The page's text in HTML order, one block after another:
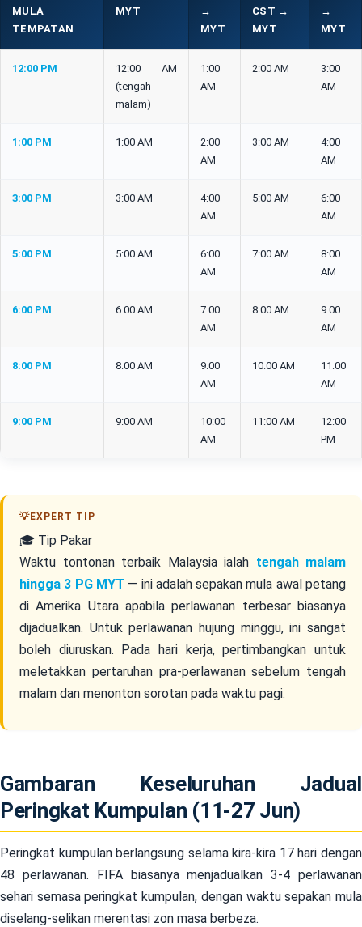
MULA
TEMPATAN
MYT
→
MYT
CST →
MYT
→
MYT
12:00 PM
12:00 AM
(tengah
malam)
1:00
AM
2:00 AM
3:00
AM
1:00 PM 1:00 AM
2:00
AM
3:00 AM
4:00
AM
3:00 PM 3:00 AM
4:00
AM
5:00 AM
6:00
AM
5:00 PM 5:00 AM
6:00
AM
7:00 AM
8:00
AM
6:00 PM 6:00 AM
7:00
AM
8:00 AM
9:00
AM
8:00 PM 8:00 AM
9:00
AM
10:00 AM
11:00
AM
9:00 PM 9:00 AM
10:00
AM
11:00 AM
12:00
PM
🎓 Tip Pakar
Waktu tontonan terbaik Malaysia ialah tengah malam
hingga 3 PG MYT — ini adalah sepakan mula awal petang
di Amerika Utara apabila perlawanan terbesar biasanya
dijadualkan. Untuk perlawanan hujung minggu, ini sangat
boleh diuruskan. Pada hari kerja, pertimbangkan untuk
meletakkan pertaruhan pra-perlawanan sebelum tengah
malam dan menonton sorotan pada waktu pagi.
Gambaran Keseluruhan Jadual
Peringkat Kumpulan (11-27 Jun)
Peringkat kumpulan berlangsung selama kira-kira 17 hari dengan
48 perlawanan. FIFA biasanya menjadualkan 3-4 perlawanan
sehari semasa peringkat kumpulan, dengan waktu sepakan mula
diselang-selikan merentasi zon masa berbeza.